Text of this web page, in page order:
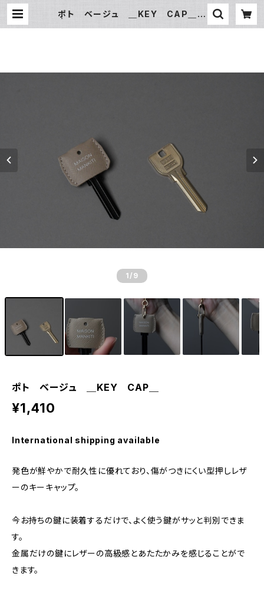
ポト ベージュ ＿KEY CAP＿
1 /9
ポト ベージュ ＿KEY CAP＿
¥1,410
International shipping available
発色が鮮やかで耐久性に優れており、傷がつきにくい型押しレザ
ーのキーキャップ。
今お持ちの鍵に装着するだけで、よく使う鍵がサッと判別できま
す。
金属だけの鍵にレザーの高級感とあたたかみを感じることがで
きます。